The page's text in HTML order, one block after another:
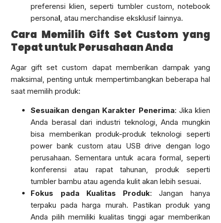
preferensi klien, seperti tumbler custom, notebook
personal, atau merchandise eksklusif lainnya.
Cara Memilih Gift Set Custom yang
Tepat untuk Perusahaan Anda
Agar gift set custom dapat memberikan dampak yang
maksimal, penting untuk mempertimbangkan beberapa hal
saat memilih produk:
Sesuaikan dengan Karakter Penerima: Jika klien
Anda berasal dari industri teknologi, Anda mungkin
bisa memberikan produk-produk teknologi seperti
power bank custom atau USB drive dengan logo
perusahaan. Sementara untuk acara formal, seperti
konferensi atau rapat tahunan, produk seperti
tumbler bambu atau agenda kulit akan lebih sesuai.
Fokus pada Kualitas Produk: Jangan hanya
terpaku pada harga murah. Pastikan produk yang
Anda pilih memiliki kualitas tinggi agar memberikan